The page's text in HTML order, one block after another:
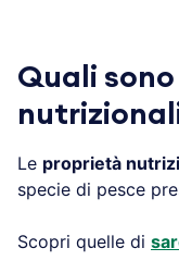
Quali
Le proprietà
specie di pesce
Scopri quelle di